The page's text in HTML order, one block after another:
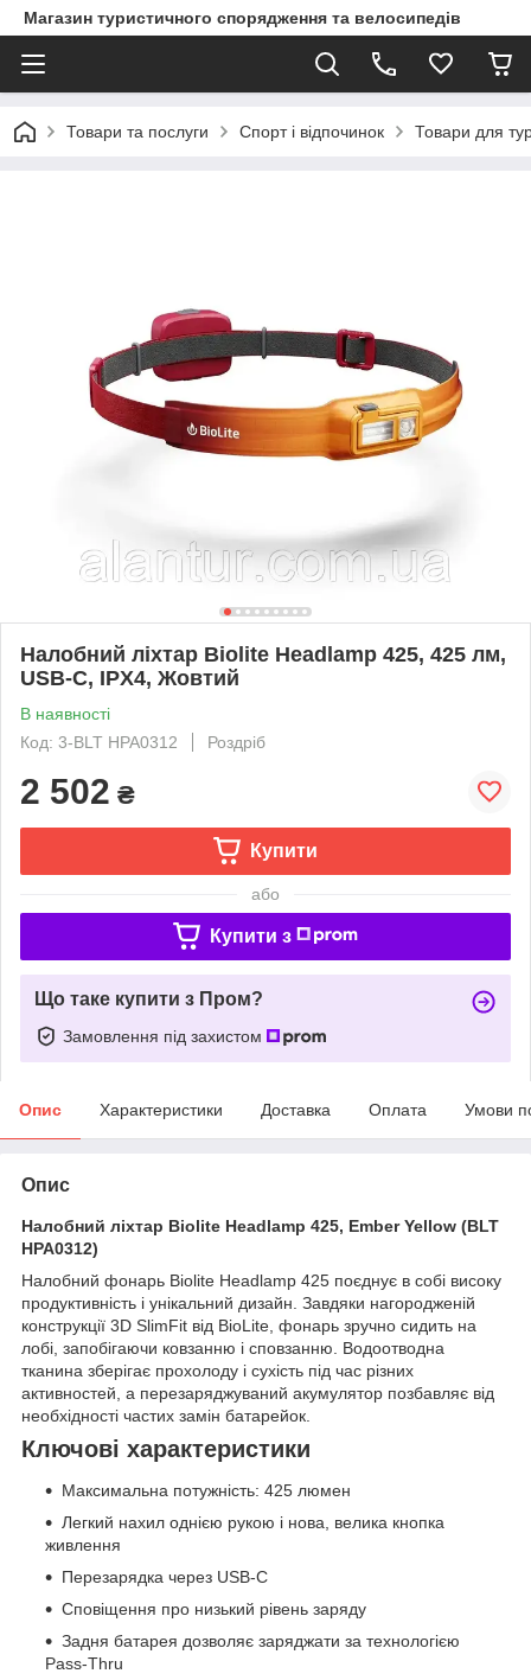
Магазин туристичного спорядження та велосипедів
Товари та послуги Спорт і відпочинок Товари для
Налобний ліхтар Biolite Headlamp 425, 425 лм,
USB-C, IPX4, Жовтий
В наявності
Код: 3-BLT HPA0312
Роздріб
2 502 ₴
Купити
або
Купити з
Що таке купити з Пром?
Замовлення під захистом
Опис Характеристики Доставка Оплата Умови
Опис
Налобний ліхтар Biolite Headlamp 425, Ember Yellow (BLT
HPA0312)
Налобний фонарь Biolite Headlamp 425 поєднує в собі високу
продуктивність і унікальний дизайн. Завдяки нагородженій
конструкції 3D SlimFit від BioLite, фонарь зручно сидить на
лобі, запобігаючи ковзанню і сповзанню. Водоотводна
тканина зберігає прохолоду і сухість під час різних
активностей, а перезаряджуваний акумулятор позбавляє від
необхідності частих замін батарейок.
Ключові характеристики
Максимальна потужність: 425 люмен
Легкий нахил однією рукою і нова, велика кнопка
живлення
Перезарядка через USB-C
Сповіщення про низький рівень заряду
Задня батарея дозволяє заряджати за технологією
Pass-Thru